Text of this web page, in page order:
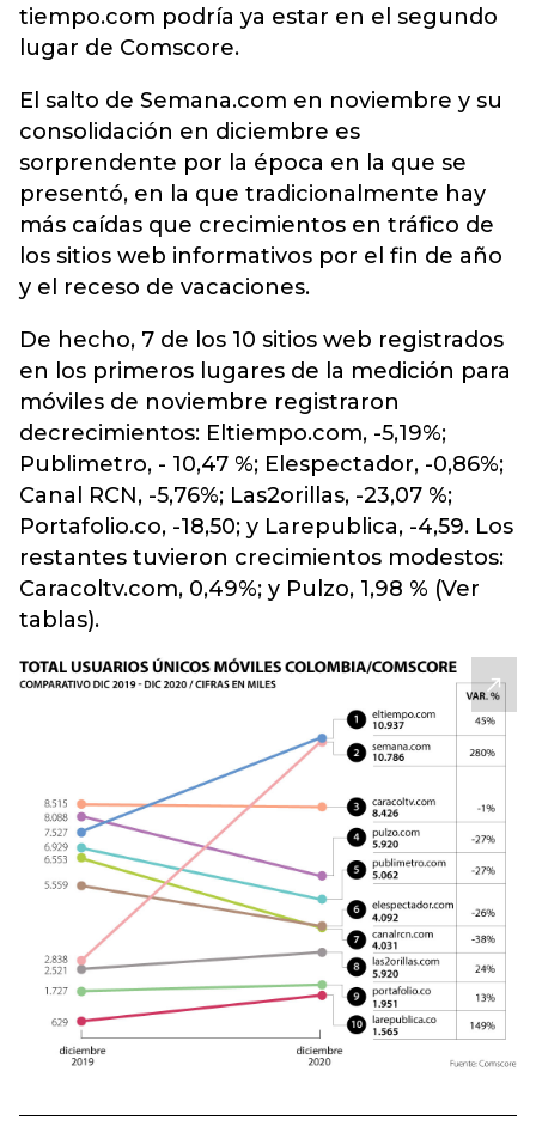
tiempo.com podría ya estar en el segundo
lugar de Comscore.
El salto de Semana.com en noviembre y su
consolidación en diciembre es
sorprendente por la época en la que se
presentó, en la que tradicionalmente hay
más caídas que crecimientos en tráfico de
los sitios web informativos por el fin de año
y el receso de vacaciones.
De hecho, 7 de los 10 sitios web registrados
en los primeros lugares de la medición para
móviles de noviembre registraron
decrecimientos: Eltiempo.com, -5,19%;
Publimetro, - 10,47 %; Elespectador, -0,86%;
Canal RCN, -5,76%; Las2orillas, -23,07 %;
Portafolio.co, -18,50; y Larepublica, -4,59. Los
restantes tuvieron crecimientos modestos:
Caracoltv.com, 0,49%; y Pulzo, 1,98 % (Ver
tablas).